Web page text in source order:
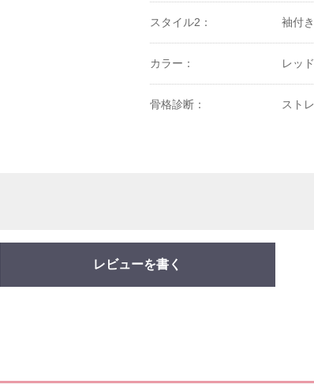
スタイル2： 袖付き
カラー： レッ
骨格診断： スト
レビューを書く